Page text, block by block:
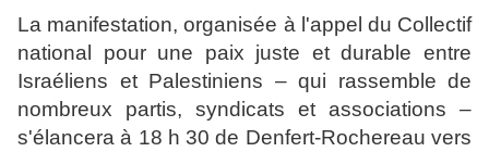
La manifestation, organisée à l'appel du Col­lectif
national pour une paix juste et durable entre
Israé­liens et Palestiniens – qui rassemble de
nombreux partis, syndicats et associations –
s'élancera à 18 h 30 de Denfert-Rochereau vers